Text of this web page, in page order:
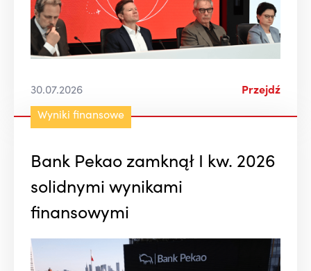
30.07.2026 Przejdź
Wyniki finansowe
Bank Pekao zamknął I kw. 2026
solidnymi wynikami
finansowymi